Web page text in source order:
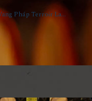
Rượu Vang Pháp Terroir La Baume Sanit - Paul Fitou